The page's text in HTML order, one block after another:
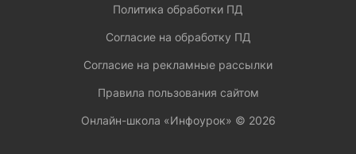
Политика обработки ПД
Согласие на обработку ПД
Согласие на рекламные рассылки
Правила пользования сайтом
Онлайн-школа «Инфоурок» © 2026